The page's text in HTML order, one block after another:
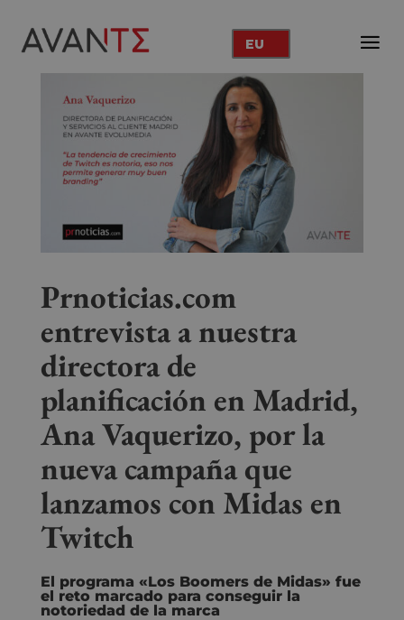
EU
Prnoticias.com
entrevista a nuestra
directora de
planificación en Madrid,
Ana Vaquerizo, por la
nueva campaña que
lanzamos con Midas en
Twitch
El programa «Los Boomers de Midas» fue
el reto marcado para conseguir la
notoriedad de la marca